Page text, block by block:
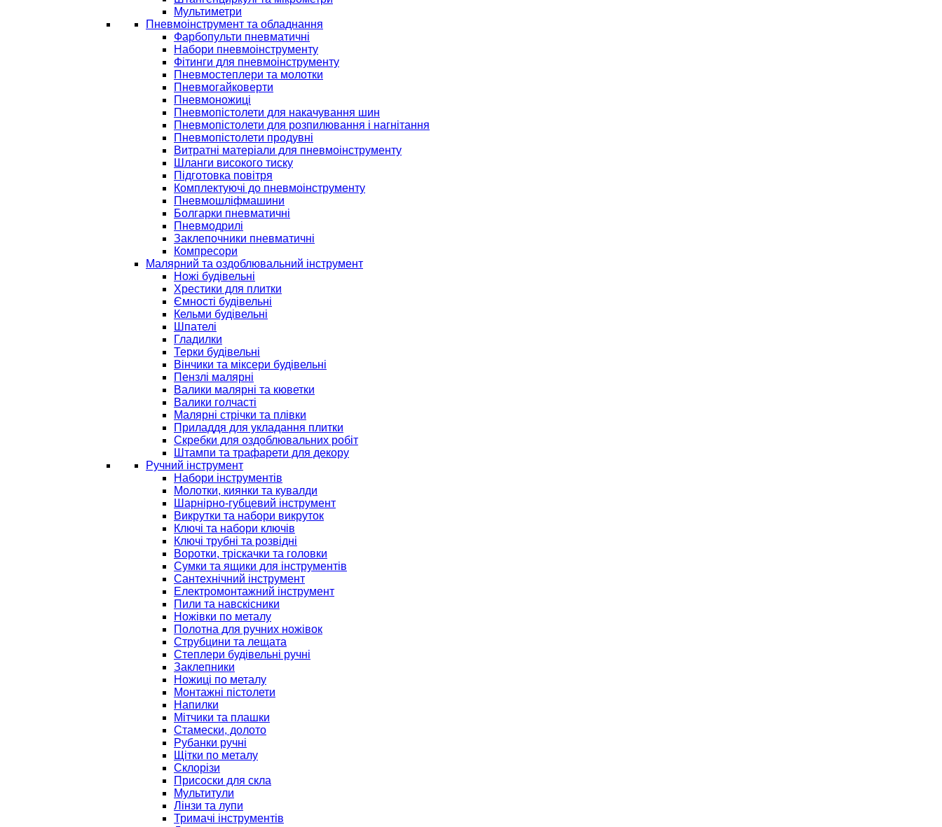
Мультиметри
Пневмоінструмент та обладнання
Фарбопульти пневматичні
Набори пневмоінструменту
Фітинги для пневмоінструменту
Пневмостеплери та молотки
Пневмогайковерти
Пневмоножиці
Пневмопістолети для накачування шин
Пневмопістолети для розпилювання і нагнітання
Пневмопістолети продувні
Витратні матеріали для пневмоінструменту
Шланги високого тиску
Підготовка повітря
Комплектуючі до пневмоінструменту
Пневмошліфмашини
Болгарки пневматичні
Пневмодрилі
Заклепочники пневматичні
Компресори
Малярний та оздоблювальний інструмент
Ножі будівельні
Хрестики для плитки
Ємності будівельні
Кельми будівельні
Шпателі
Гладилки
Терки будівельні
Вінчики та міксери будівельні
Пензлі малярні
Валики малярні та кюветки
Валики голчасті
Малярні стрічки та плівки
Приладдя для укладання плитки
Скребки для оздоблювальних робіт
Штампи та трафарети для декору
Ручний інструмент
Набори інструментів
Молотки, киянки та кувалди
Шарнірно-губцевий інструмент
Викрутки та набори викруток
Ключі та набори ключів
Ключі трубні та розвідні
Воротки, тріскачки та головки
Сумки та ящики для інструментів
Сантехнічний інструмент
Електромонтажний інструмент
Пили та навскісники
Ножівки по металу
Полотна для ручних ножівок
Струбцини та лещата
Степлери будівельні ручні
Заклепники
Ножиці по металу
Монтажні пістолети
Напилки
Мітчики та плашки
Стамески, долото
Рубанки ручні
Щітки по металу
Склорізи
Присоски для скла
Мультитули
Лінзи та лупи
Тримачі інструментів